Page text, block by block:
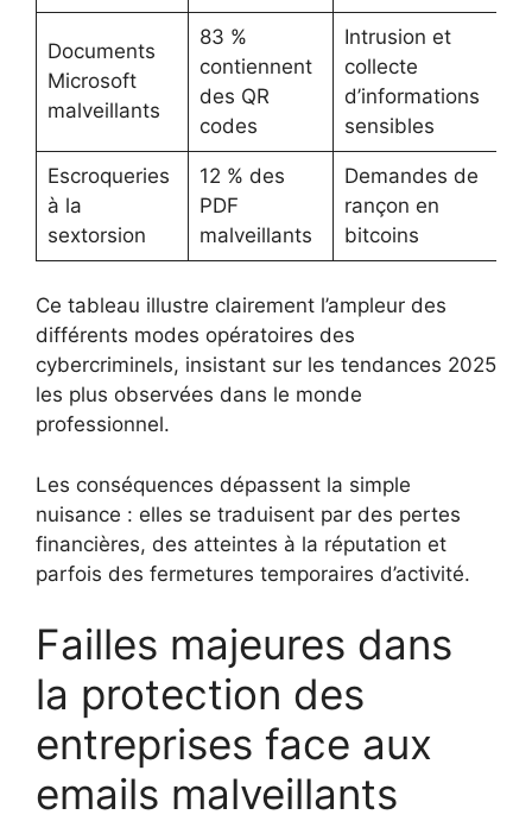
Documents
Microsoft
malveillants
83 %
contiennent
des QR
codes
Intrusion et
collecte
d’informations
sensibles
Escroqueries
à la
sextorsion
12 % des
PDF
malveillants
Demandes de
rançon en
bitcoins
Ce tableau illustre clairement l’ampleur des
différents modes opératoires des
cybercriminels, insistant sur les tendances 2025
les plus observées dans le monde
professionnel.
Les conséquences dépassent la simple
nuisance : elles se traduisent par des pertes
financières, des atteintes à la réputation et
parfois des fermetures temporaires d’activité.
Failles majeures dans
la protection des
entreprises face aux
emails malveillants